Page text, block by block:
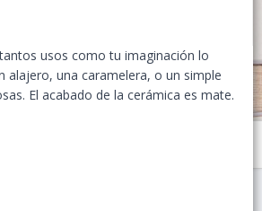
usos como tu imaginación lo
alajero, una caramelera, o un simple
El acabado de la cerámica es mate.
de buho